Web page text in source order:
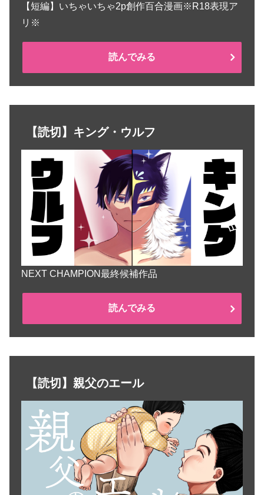
【短編】いちゃいちゃ2p創作百合漫画※R18表現ア
リ※
読んでみる
【読切】キング・ウルフ
NEXT CHAMPION最終候補作品
読んでみる
【読切】親父のエール